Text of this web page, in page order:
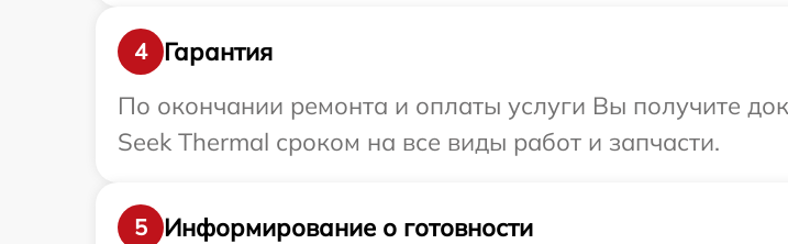
4
Гарантия
По окончании ремонта и оплаты услуги Вы получите
Seek Thermal сроком на все виды работ и запчасти.
5
Информирование о готовности